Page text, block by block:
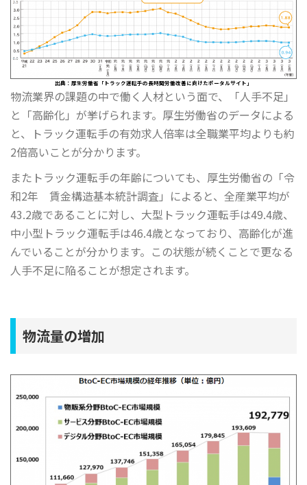
出典：厚生労働省「トラック運転手の長時間労働改善に向けたポータルサイト」
物流業界の課題の中で働く人材という面で、「人手不足」
と「高齢化」が挙げられます。厚生労働省のデータによる
と、トラック運転手の有効求人倍率は全職業平均よりも約
2倍高いことが分かります。
またトラック運転手の年齢についても、厚生労働省の「令
和2年 賃金構造基本統計調査」によると、全産業平均が
43.2歳であることに対し、大型トラック運転手は49.4歳、
中小型トラック運転手は46.4歳となっており、高齢化が進
んでいることが分かります。この状態が続くことで更なる
人手不足に陥ることが想定されます。
物流量の増加